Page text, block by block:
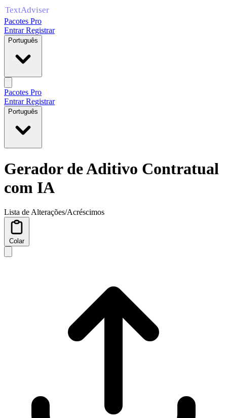
Pacotes Pro
EntrarRegistrar
Português
Pacotes Pro
EntrarRegistrar
Português
Gerador de Aditivo Contratual
com IA
Lista de Alterações/Acréscimos
Colar